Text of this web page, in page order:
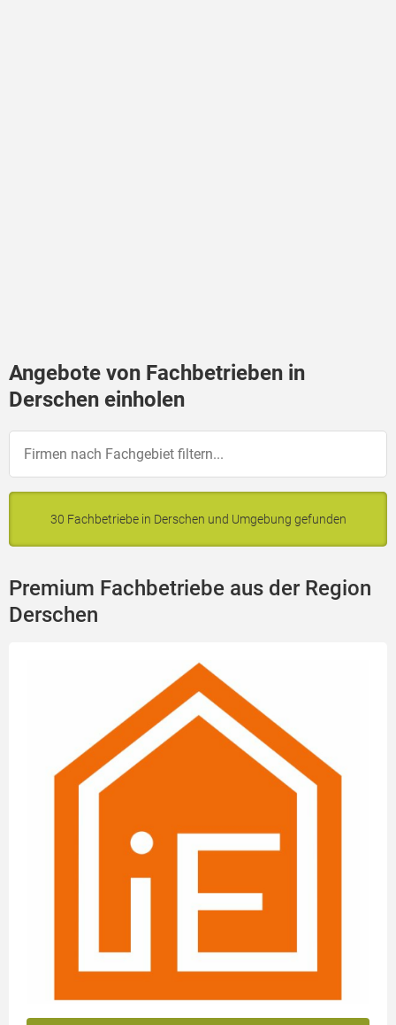
Angebote von Fachbetrieben in
Derschen einholen
30 Fachbetriebe in Derschen und Umgebung gefunden
Premium Fachbetriebe aus der Region
Derschen